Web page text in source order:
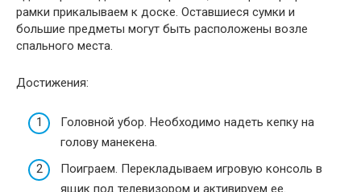
рамки прикалываем к доске. Оставшиеся сумки и
большие предметы могут быть расположены возле
спального места.
Достижения:
Головной убор. Необходимо надеть кепку на
голову манекена.
Поиграем. Перекладываем игровую консоль в
ящик под телевизором и активируем ее.